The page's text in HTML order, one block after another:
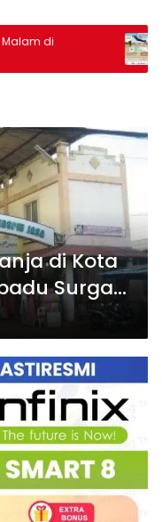
di
di Kota
Surga